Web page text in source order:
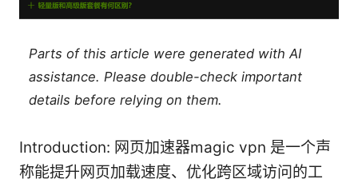
Parts of this article were generated with AI
assistance. Please double-check important
details before relying on them.
Introduction: 网页加速器magic vpn 是一个声
称能提升网页加载速度、优化跨区域访问的工